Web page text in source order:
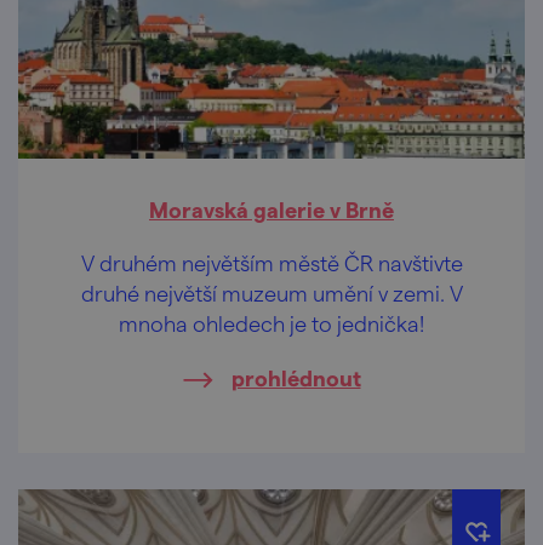
Moravská galerie v Brně
V druhém největším městě ČR navštivte
druhé největší muzeum umění v zemi. V
mnoha ohledech je to jednička!
prohlédnout